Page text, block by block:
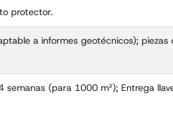
protector.
a informes geotécnicos);
(para 1000 m²); Entrega